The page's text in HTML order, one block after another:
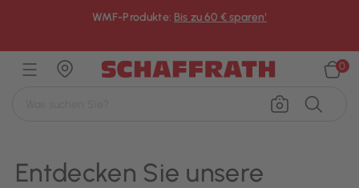
WMF-Produkte: Bis zu 60 € sparen¹
0
Entdecken Sie unsere